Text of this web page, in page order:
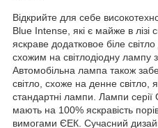
Відкрийте для себе
Blue Intense, які є майже в лізі
яскраве додатковое біле
схожим на світлодіодну лампу
Автомобільна лампа також
світло, схоже на денне світло,
стандартні лампи. Лампи
мають на 100% яскравість
вимогами ЄЕК. Сучасний